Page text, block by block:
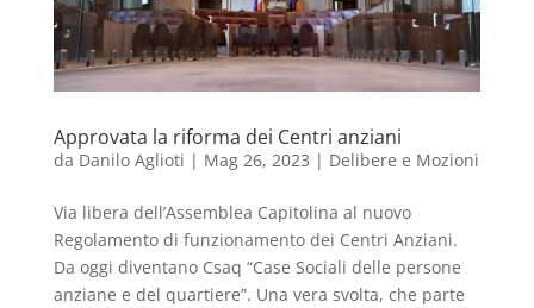
Approvata la riforma dei Centri anziani
da Danilo Aglioti | Mag 26, 2023 | Delibere e Mozioni
Via libera dell’Assemblea Capitolina al nuovo
Regolamento di funzionamento dei Centri Anziani.
Da oggi diventano Csaq “Case Sociali delle persone
anziane e del quartiere”. Una vera svolta, che parte